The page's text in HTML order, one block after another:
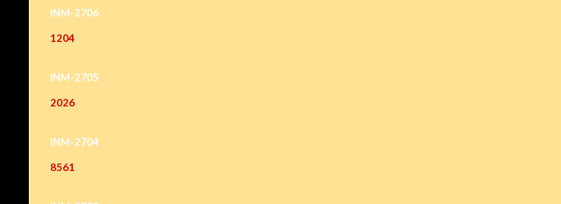
INM-2706
1204
INM-2705
2026
INM-2704
8561